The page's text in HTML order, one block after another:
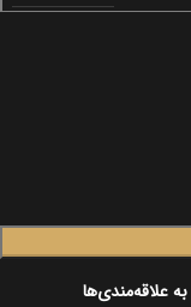
علاقه‌مندی‌ها